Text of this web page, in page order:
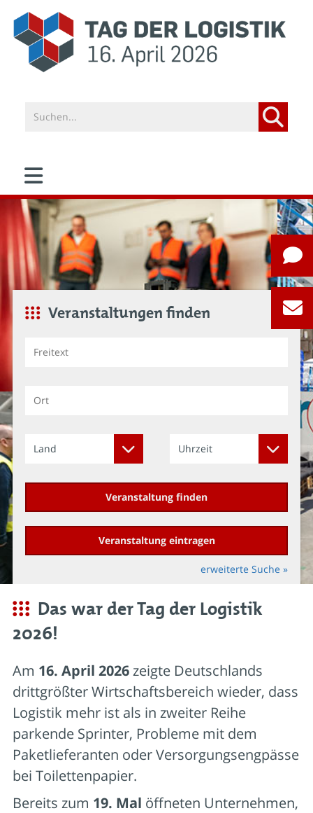
Veranstaltungen finden
Land Uhrzeit
Veranstaltung finden
Veranstaltung eintragen
erweiterte Suche »
Das war der Tag der Logistik
2026!
Am 16. April 2026zeigte Deutschlands
drittgrößter Wirtschaftsbereich wieder, dass
Logistik mehr ist als in zweiter Reihe
parkende Sprinter, Probleme mit dem
Paketlieferanten oder Versorgungsengpässe
bei Toilettenpapier.
Bereits zum 19. Mal öffneten Unternehmen,